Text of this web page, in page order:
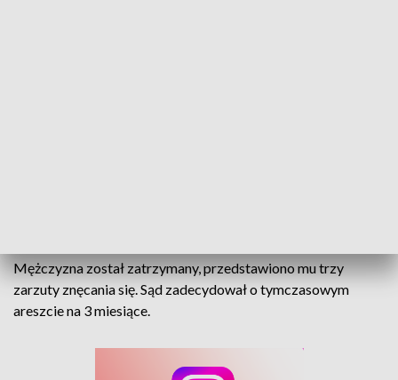
Mężczyzna został zatrzymany, przedstawiono mu trzy
zarzuty znęcania się. Sąd zadecydował o tymczasowym
areszcie na 3 miesiące.